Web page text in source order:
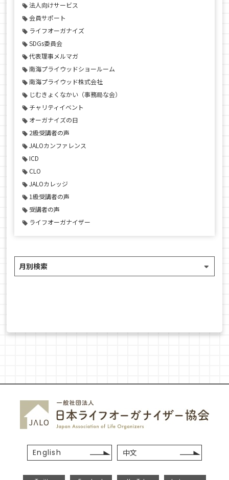
法人向けサービス
会員サポート
ライフオーガナイズ
SDGs委員会
代表理事メルマガ
南海プライウッドショールーム
南海プライウッド株式会社
じむきょくなかい（事務局な会）
チャリティイベント
オーガナイズの日
2級受講者の声
JALOカンファレンス
ICD
CLO
JALOカレッジ
1級受講者の声
受講者の声
ライフオーガナイザー
English 中文